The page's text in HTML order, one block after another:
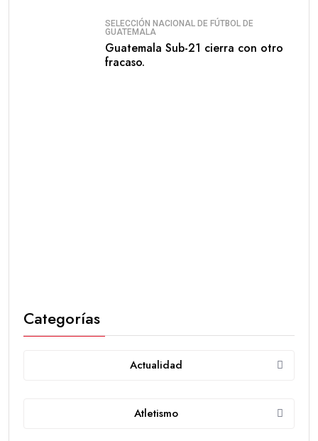
SELECCIÓN NACIONAL DE FÚTBOL DE
GUATEMALA
Guatemala Sub-21 cierra con otro
fracaso.
Categorías
Actualidad
Atletismo